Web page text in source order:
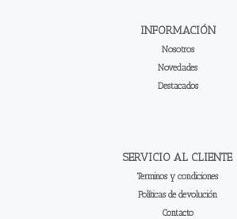
INFORMACIÓN
Nosotros
Novedades
Destacados
SERVICIO AL CLIENTE
Terminos y condiciones
Políticas de devolución
Contacto